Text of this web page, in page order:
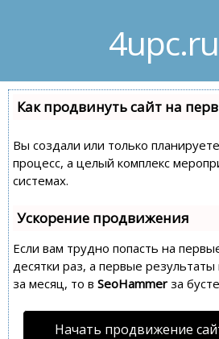
4upc.ru
Как продвинуть сайт на
Вы создали или только
процесс, а целый комплекс
системах.
Ускорение продвижения
Если вам трудно попасть на
десятки раз, а первые
за месяц, то в SeoHammer за
Начать продвижение